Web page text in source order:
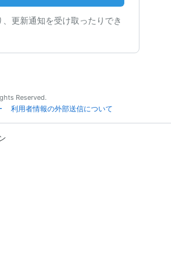
更新通知を受け取ったりでき
Reserved.
利用者情報の外部送信について